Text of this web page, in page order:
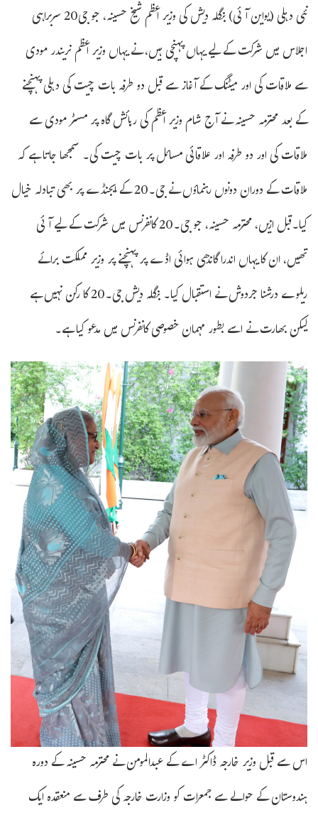
نئی دہلی (یواین آئی) بنگلہ دیش کی وزیر اعظم شیخ حسینہ، جو جی20 سربراہی
اجلاس میں شرکت کے لیے یہاں پہنچی ہیں، نے یہاں وزیر اعظم نریندر مودی
سے ملاقات کی اور میٹنگ کے آغاز سے قبل دو طرفہ بات چیت کی دہلی پہنچنے
کے بعد محترمہ حسینہ نے آج شام وزیر اعظم کی رہائش گاہ پر مسٹر مودی سے
ملاقات کی اور دو طرفہ اور علاقائی مسائل پر بات چیت کی۔ سمجھا جاتا ہے کہ
ملاقات کے دوران دونوں رہنماؤں نے جی۔20 کے ایجنڈے پر بھی تبادلہ خیال
کیا۔قبل ازیں، محترمہ حسینہ، جو جی۔20 کانفرنس میں شرکت کے لیے آئی
تھیں، ان کا یہاں اندرا گاندھی ہوائی اڈے پر پہنچنے پر وزیر مملکت برائے
ریلوے درشنا جردوش نے استقبال کیا۔ بنگلہ دیش جی۔20 کا رکن نہیں ہے
لیکن بھارت نے اسے بطور مہمان خصوصی کانفرنس میں مدعو کیا ہے۔
اس سے قبل وزیر خارجہ ڈاکٹر اے کے عبدالمومن نے محترمہ حسینہ کے دورہ
ہندوستان کے حوالے سے جمعرات کو وزارت خارجہ کی طرف سے منعقدہ ایک